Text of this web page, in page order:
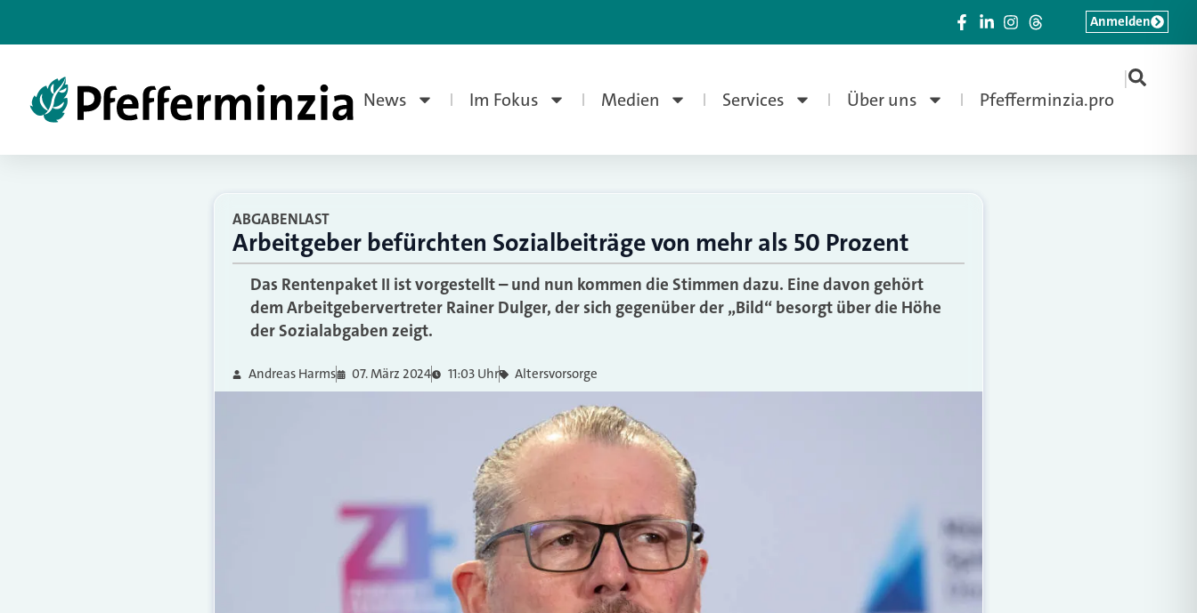
News Im Fokus Medien Services Über uns Pfefferminzia.pro
|
Anmelden
ABGABENLAST
Arbeitgeber befürchten Sozialbeiträge von mehr als 50 Prozent
Das Rentenpaket II ist vorgestellt – und nun kommen die Stimmen dazu. Eine davon gehört
dem Arbeitgebervertreter Rainer Dulger, der sich gegenüber der „Bild“ besorgt über die Höhe
der Sozialabgaben zeigt.
Andreas Harms 07. März 2024 11:03 Uhr Altersvorsorge